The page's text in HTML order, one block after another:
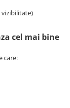
vizibilitate)
cel mai bine
care: